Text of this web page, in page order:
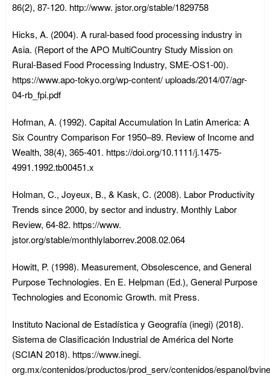
86(2), 87-120. http://www. jstor.org/stable/1829758
Hicks, A. (2004). A rural-based food processing industry in
Asia. (Report of the APO MultiCountry Study Mission on
Rural-Based Food Processing Industry, SME-OS1-00).
https://www.apo-tokyo.org/wp-content/ uploads/2014/07/agr-
04-rb_fpi.pdf
Hofman, A. (1992). Capital Accumulation In Latin America: A
Six Country Comparison For 1950–89. Review of Income and
Wealth, 38(4), 365-401. https://doi.org/10.1111/j.1475-
4991.1992.tb00451.x
Holman, C., Joyeux, B., & Kask, C. (2008). Labor Productivity
Trends since 2000, by sector and industry. Monthly Labor
Review, 64-82. https://www.
jstor.org/stable/monthlylaborrev.2008.02.064
Howitt, P. (1998). Measurement, Obsolescence, and General
Purpose Technologies. En E. Helpman (Ed.), General Purpose
Technologies and Economic Growth. mit Press.
Instituto Nacional de Estadística y Geografía (inegi) (2018).
Sistema de Clasificación Industrial de América del Norte
(SCIAN 2018). https://www.inegi.
org.mx/contenidos/productos/prod_serv/contenidos/espanol/